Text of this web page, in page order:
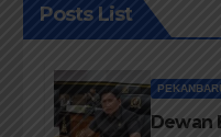
Posts List
Dewan